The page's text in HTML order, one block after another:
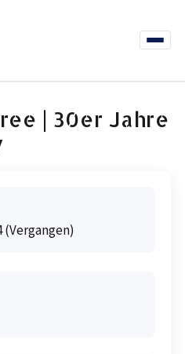
Menü
| 30er Jahre
(Vergangen)